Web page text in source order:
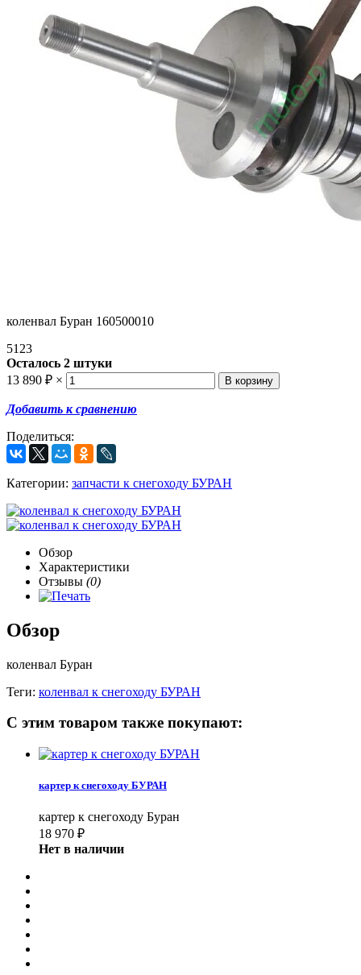
коленвал Буран 160500010
5123
Осталось 2 штуки
13 890 ₽ ×
Добавить к сравнению
Поделиться:
Категории: запчасти к снегоходу БУРАН
Обзор
Характеристики
Отзывы (0)
Обзор
коленвал Буран
Теги: коленвал к снегоходу БУРАН
С этим товаром также покупают:
картер к снегоходу БУРАН
картер к снегоходу Буран
18 970 ₽
Нет в наличии